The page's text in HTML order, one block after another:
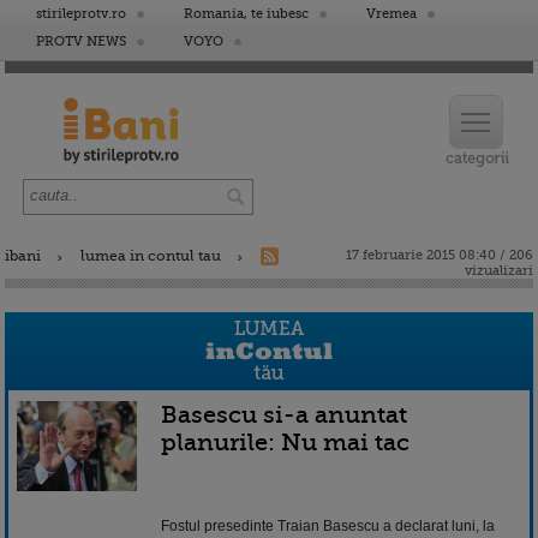
stirileprotv.ro Romania, te iubesc
Vremea
PROTV NEWS
VOYO
ibani lumea in contul tau
17 februarie 2015 08:40 / 206
vizualizari
Basescu si-a anuntat
planurile: Nu mai tac
Fostul presedinte Traian Basescu a declarat luni, la